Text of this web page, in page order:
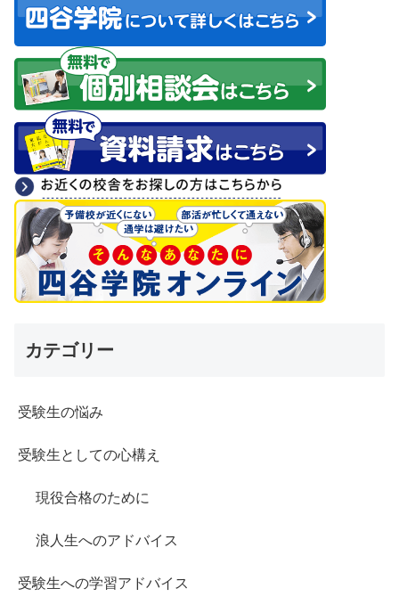
カテゴリー
受験生の悩み
受験生としての心構え
現役合格のために
浪人生へのアドバイス
受験生への学習アドバイス